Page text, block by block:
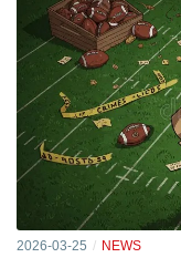
2026-03-25 NEWS